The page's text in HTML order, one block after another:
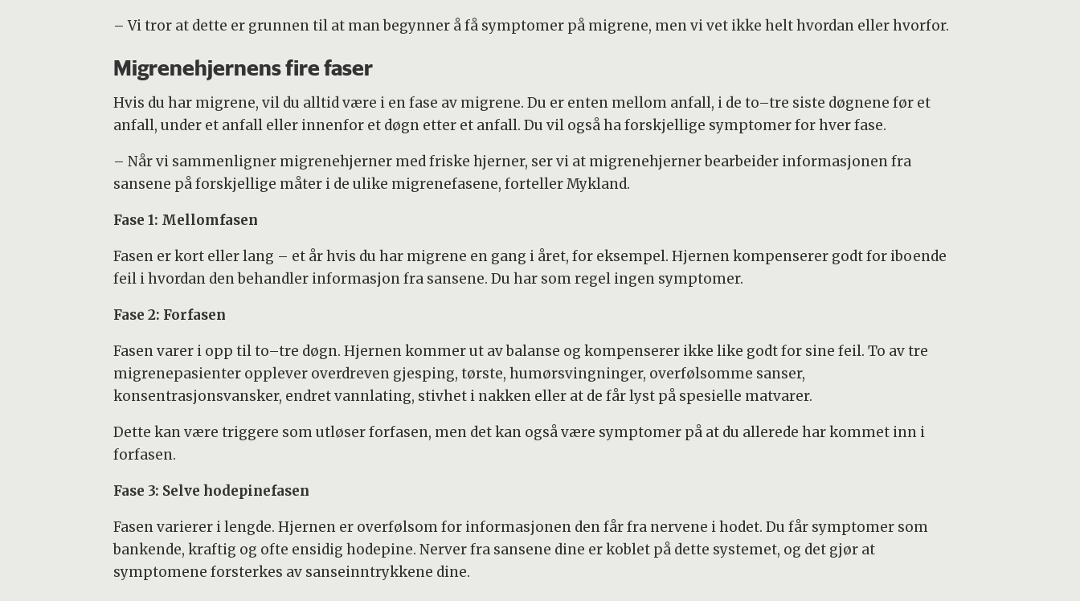
– Vi tror at dette er grunnen til at man begynner å få symptomer på migrene, men vi vet ikke helt hvordan eller hvorfor.
Migrenehjernens fire faser
Hvis du har migrene, vil du alltid være i en fase av migrene. Du er enten mellom anfall, i de to–tre siste døgnene før et
anfall, under et anfall eller innenfor et døgn etter et anfall. Du vil også ha forskjellige symptomer for hver fase.
– Når vi sammenligner migrenehjerner med friske hjerner, ser vi at migrenehjerner bearbeider informasjonen fra
sansene på forskjellige måter i de ulike migrenefasene, forteller Mykland.
Fase 1: Mellomfasen
Fasen er kort eller lang – et år hvis du har migrene en gang i året, for eksempel. Hjernen kompenserer godt for iboende
feil i hvordan den behandler informasjon fra sansene. Du har som regel ingen symptomer.
Fase 2: Forfasen
Fasen varer i opp til to–tre døgn. Hjernen kommer ut av balanse og kompenserer ikke like godt for sine feil. To av tre
migrenepasienter opplever overdreven gjesping, tørste, humørsvingninger, overfølsomme sanser,
konsentrasjonsvansker, endret vannlating, stivhet i nakken eller at de får lyst på spesielle matvarer.
Dette kan være triggere som utløser forfasen, men det kan også være symptomer på at du allerede har kommet inn i
forfasen.
Fase 3: Selve hodepinefasen
Fasen varierer i lengde. Hjernen er overfølsom for informasjonen den får fra nervene i hodet. Du får symptomer som
bankende, kraftig og ofte ensidig hodepine. Nerver fra sansene dine er koblet på dette systemet, og det gjør at
symptomene forsterkes av sanseinntrykkene dine.